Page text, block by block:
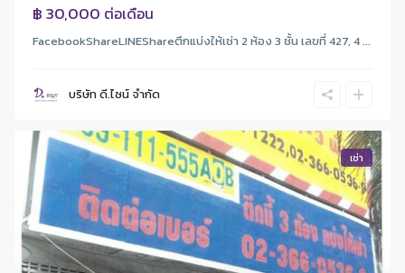
฿ 30,000 ต่อเดือน
FacebookShareLINEShareตึกแบ่งให้เช่า 2 ห้อง 3 ชั้น เลขที่ 427, 4 ...
บริษัท ดี.ไซน์ จํากัด
เช่า